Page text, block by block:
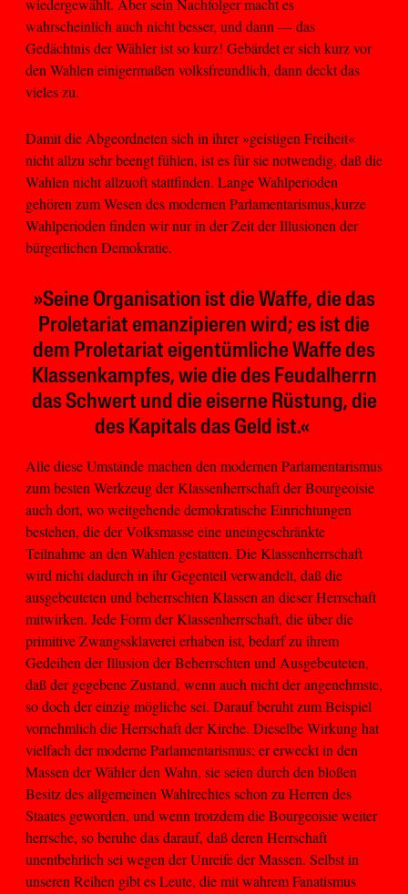
wiedergewählt. Aber sein Nachfolger macht es
wahrscheinlich auch nicht besser, und dann — das
Gedächtnis der Wähler ist so kurz! Gebärdet er sich kurz vor
den Wahlen einigermaßen volksfreundlich, dann deckt das
vieles zu.
Damit die Abgeordneten sich in ihrer »geistigen Freiheit«
nicht allzu sehr beengt fühlen, ist es für sie notwendig, daß die
Wahlen nicht allzuoft stattfinden. Lange Wahlperioden
gehören zum Wesen des modernen Parlamentarismus,kurze
Wahlperioden finden wir nur in der Zeit der Illusionen der
bürgerlichen Demokratie.
»Seine Organisation ist die Waffe, die das
Proletariat emanzipieren wird; es ist die
dem Proletariat eigentümliche Waffe des
Klassenkampfes, wie die des Feudalherrn
das Schwert und die eiserne Rüstung, die
des Kapitals das Geld ist.«
Alle diese Umstände machen den modernen Parlamentarismus
zum besten Werkzeug der Klassenherrschaft der Bourgeoisie
auch dort, wo weitgehende demokratische Einrichtungen
bestehen, die der Volksmasse eine uneingeschränkte
Teilnahme an den Wahlen gestatten. Die Klassenherrschaft
wird nicht dadurch in ihr Gegenteil verwandelt, daß die
ausgebeuteten und beherrschten Klassen an dieser Herrschaft
mitwirken. Jede Form der Klassenherrschaft, die über die
primitive Zwangssklaverei erhaben ist, bedarf zu ihrem
Gedeihen der Illusion der Beherrschten und Ausgebeuteten,
daß der gegebene Zustand, wenn auch nicht der angenehmste,
so doch der einzig mögliche sei. Darauf beruht zum Beispiel
vornehmlich die Herrschaft der Kirche. Dieselbe Wirkung hat
vielfach der moderne Parlamentarismus; er erweckt in den
Massen der Wähler den Wahn, sie seien durch den bloßen
Besitz des allgemeinen Wahlrechtes schon zu Herren des
Staates geworden, und wenn trotzdem die Bourgeoisie weiter
herrsche, so beruhe das darauf, daß deren Herrschaft
unentbehrlich sei wegen der Unreife der Massen. Selbst in
unseren Reihen gibt es Leute, die mit wahrem Fanatismus